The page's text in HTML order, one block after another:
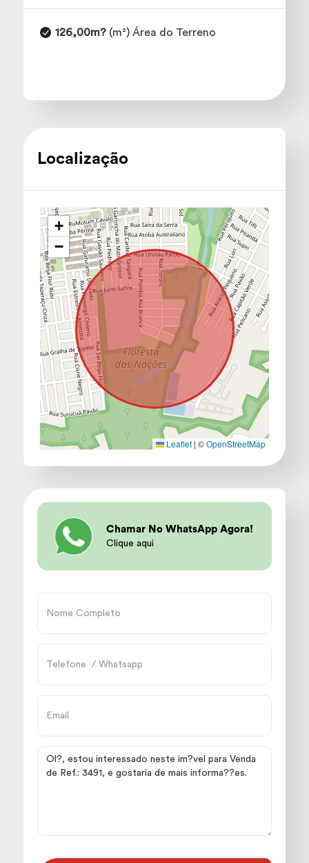
126,00m?(m²) Área do Terreno
Localização
+
−
Leaflet | ©OpenStreetMap
Chamar No WhatsApp Agora!
Clique aqui